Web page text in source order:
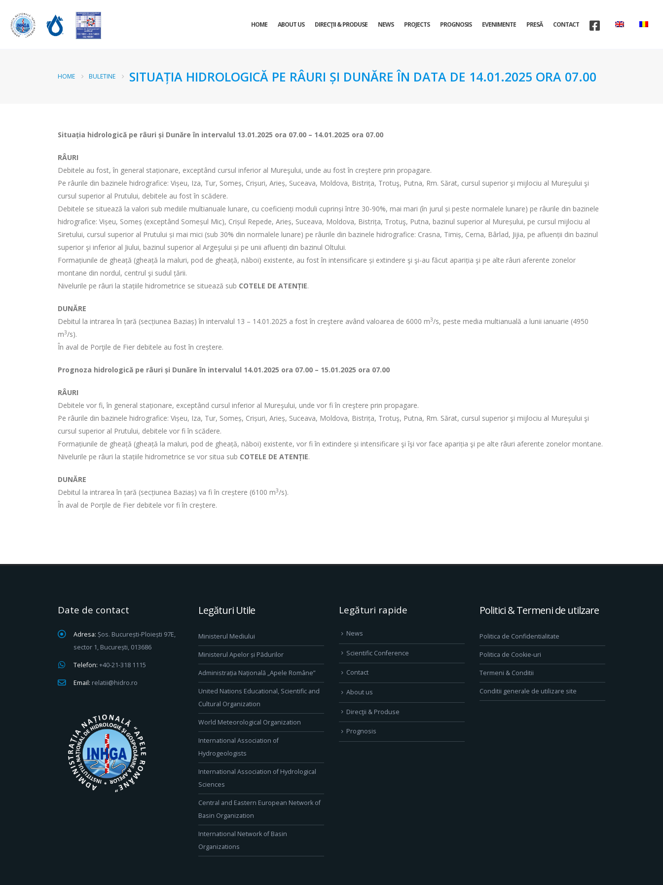
HOME ABOUT US DIRECŢII & PRODUSE NEWS PROJECTS PROGNOSIS EVENIMENTE PRESĂ CONTACT
HOME BULETINE SITUAȚIA HIDROLOGICĂ PE RÂURI ȘI DUNĂRE ÎN DATA DE 14.01.2025 ORA 07.00
Situația hidrologică pe râuri și Dunăre în intervalul 13.01.2025 ora 07.00 – 14.01.2025 ora 07.00
RÂURI
Debitele au fost, în general staționare, exceptând cursul inferior al Mureşului, unde au fost în creştere prin propagare.
Pe râurile din bazinele hidrografice: Vișeu, Iza, Tur, Someș, Crișuri, Arieș, Suceava, Moldova, Bistrița, Trotuş, Putna, Rm. Sărat, cursul superior şi mijlociu al Mureşului şi
cursul superior al Prutului, debitele au fost în scădere.
Debitele se situează la valori sub mediile multianuale lunare, cu coeficienți moduli cuprinși între 30-90%, mai mari (în jurul și peste normalele lunare) pe râurile din bazinele
hidrografice: Vișeu, Someș (exceptând Someșul Mic), Crișul Repede, Arieș, Suceava, Moldova, Bistrița, Trotuş, Putna, bazinul superior al Mureșului, pe cursul mijlociu al
Siretului, cursul superior al Prutului și mai mici (sub 30% din normalele lunare) pe râurile din bazinele hidrografice: Crasna, Timiș, Cerna, Bârlad, Jijia, pe afluenții din bazinul
superior şi inferior al Jiului, bazinul superior al Argeşului și pe unii afluenți din bazinul Oltului.
Formațiunile de gheață (gheață la maluri, pod de gheață, năboi) existente, au fost în intensificare și extindere şi şi-au făcut apariția şi pe alte râuri aferente zonelor
montane din nordul, centrul şi sudul țării.
Nivelurile pe râuri la stațiile hidrometrice se situează sub COTELE DE ATENȚIE.
DUNĂRE
Debitul la intrarea în țară (secțiunea Baziaș) în intervalul 13 – 14.01.2025 a fost în creştere având valoarea de 6000 m3/s, peste media multianuală a lunii ianuarie (4950
m3/s).
În aval de Porţile de Fier debitele au fost în creștere.
Prognoza hidrologică pe râuri și Dunăre în intervalul 14.01.2025 ora 07.00 – 15.01.2025 ora 07.00
RÂURI
Debitele vor fi, în general staționare, exceptând cursul inferior al Mureşului, unde vor fi în creştere prin propagare.
Pe râurile din bazinele hidrografice: Vișeu, Iza, Tur, Someș, Crișuri, Arieș, Suceava, Moldova, Bistrița, Trotuş, Putna, Rm. Sărat, cursul superior şi mijlociu al Mureşului şi
cursul superior al Prutului, debitele vor fi în scădere.
Formațiunile de gheață (gheață la maluri, pod de gheață, năboi) existente, vor fi în extindere și intensificare şi îşi vor face apariția şi pe alte râuri aferente zonelor montane.
Nivelurile pe râuri la stațiile hidrometrice se vor situa sub COTELE DE ATENȚIE.
DUNĂRE
Debitul la intrarea în țară (secțiunea Baziaș) va fi în creștere (6100 m3/s).
În aval de Porţile de Fier debitele vor fi în creștere.
Date de contact
Adresa: Șos. București-Ploiești 97E,
sector 1, București, 013686
Telefon: +40-21-318 1115
Email: relatii@hidro.ro
Legături Utile
Ministerul Mediului
Ministerul Apelor și Pădurilor
Administrația Națională „Apele Române”
United Nations Educational, Scientific and
Cultural Organization
World Meteorological Organization
International Association of
Hydrogeologists
International Association of Hydrological
Sciences
Central and Eastern European Network of
Basin Organization
International Network of Basin
Organizations
Legături rapide
News
Scientific Conference
Contact
About us
Direcţii & Produse
Prognosis
Politici & Termeni de utilzare
Politica de Confidentialitate
Politica de Cookie-uri
Termeni & Conditii
Conditii generale de utilizare site